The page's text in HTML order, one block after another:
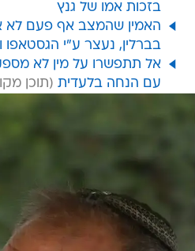
בזכות אמו של גנץ
האמין שהמצב אף פעם לא
בברלין, נעצר ע"י הגסטאפו
אל תתפשרו על מין לא
עם הנחה בלעדית